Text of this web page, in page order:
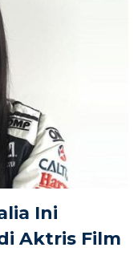
Ini
Aktris Film